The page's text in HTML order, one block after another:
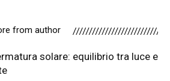
from author
solare: equilibrio tra luce e